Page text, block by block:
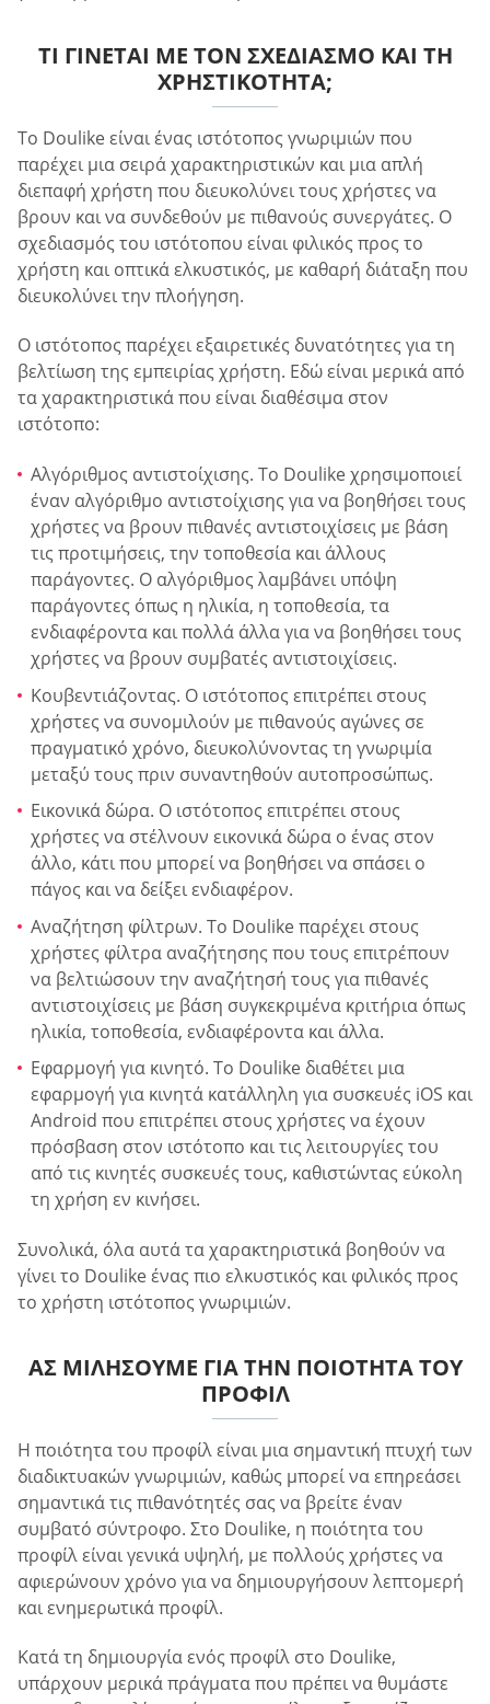
ΤΙ ΓΊΝΕΤΑΙ ΜΕ ΤΟΝ ΣΧΕΔΙΑΣΜΌ ΚΑΙ ΤΗ
ΧΡΗΣΤΙΚΌΤΗΤΑ;
Το Doulike είναι ένας ιστότοπος γνωριμιών που
παρέχει μια σειρά χαρακτηριστικών και μια απλή
διεπαφή χρήστη που διευκολύνει τους χρήστες να
βρουν και να συνδεθούν με πιθανούς συνεργάτες. Ο
σχεδιασμός του ιστότοπου είναι φιλικός προς το
χρήστη και οπτικά ελκυστικός, με καθαρή διάταξη που
διευκολύνει την πλοήγηση.
Ο ιστότοπος παρέχει εξαιρετικές δυνατότητες για τη
βελτίωση της εμπειρίας χρήστη. Εδώ είναι μερικά από
τα χαρακτηριστικά που είναι διαθέσιμα στον
ιστότοπο:
Αλγόριθμος αντιστοίχισης. Το Doulike χρησιμοποιεί
έναν αλγόριθμο αντιστοίχισης για να βοηθήσει τους
χρήστες να βρουν πιθανές αντιστοιχίσεις με βάση
τις προτιμήσεις, την τοποθεσία και άλλους
παράγοντες. Ο αλγόριθμος λαμβάνει υπόψη
παράγοντες όπως η ηλικία, η τοποθεσία, τα
ενδιαφέροντα και πολλά άλλα για να βοηθήσει τους
χρήστες να βρουν συμβατές αντιστοιχίσεις.
Κουβεντιάζοντας. Ο ιστότοπος επιτρέπει στους
χρήστες να συνομιλούν με πιθανούς αγώνες σε
πραγματικό χρόνο, διευκολύνοντας τη γνωριμία
μεταξύ τους πριν συναντηθούν αυτοπροσώπως.
Εικονικά δώρα. Ο ιστότοπος επιτρέπει στους
χρήστες να στέλνουν εικονικά δώρα ο ένας στον
άλλο, κάτι που μπορεί να βοηθήσει να σπάσει ο
πάγος και να δείξει ενδιαφέρον.
Αναζήτηση φίλτρων. Το Doulike παρέχει στους
χρήστες φίλτρα αναζήτησης που τους επιτρέπουν
να βελτιώσουν την αναζήτησή τους για πιθανές
αντιστοιχίσεις με βάση συγκεκριμένα κριτήρια όπως
ηλικία, τοποθεσία, ενδιαφέροντα και άλλα.
Εφαρμογή για κινητό. Το Doulike διαθέτει μια
εφαρμογή για κινητά κατάλληλη για συσκευές iOS και
Android που επιτρέπει στους χρήστες να έχουν
πρόσβαση στον ιστότοπο και τις λειτουργίες του
από τις κινητές συσκευές τους, καθιστώντας εύκολη
τη χρήση εν κινήσει.
Συνολικά, όλα αυτά τα χαρακτηριστικά βοηθούν να
γίνει το Doulike ένας πιο ελκυστικός και φιλικός προς
το χρήστη ιστότοπος γνωριμιών.
ΑΣ ΜΙΛΉΣΟΥΜΕ ΓΙΑ ΤΗΝ ΠΟΙΌΤΗΤΑ ΤΟΥ
ΠΡΟΦΊΛ
Η ποιότητα του προφίλ είναι μια σημαντική πτυχή των
διαδικτυακών γνωριμιών, καθώς μπορεί να επηρεάσει
σημαντικά τις πιθανότητές σας να βρείτε έναν
συμβατό σύντροφο. Στο Doulike, η ποιότητα του
προφίλ είναι γενικά υψηλή, με πολλούς χρήστες να
αφιερώνουν χρόνο για να δημιουργήσουν λεπτομερή
και ενημερωτικά προφίλ.
Κατά τη δημιουργία ενός προφίλ στο Doulike,
υπάρχουν μερικά πράγματα που πρέπει να θυμάστε